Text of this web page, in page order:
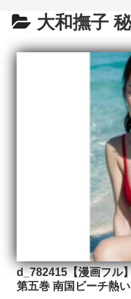
大和撫子
d_782415【漫画フル
第五巻 南国ビーチ熱